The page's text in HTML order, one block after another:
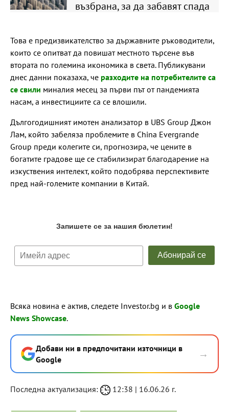
възбрана, за да забавят спада
Това е предизвикателство за държавните ръководители,
които се опитват да повишат местното търсене във
втората по големина икономика в света. Публикувани
днес данни показаха, че разходите на потребителите са
се свили миналия месец за първи път от пандемията
насам, а инвестициите са се влошили.
Дългогодишният имотен анализатор в UBS Group Джон
Лам, който забеляза проблемите в China Evergrande
Group преди колегите си, прогнозира, че цените в
богатите градове ще се стабилизират благодарение на
изкуствения интелект, който подобрява перспективите
пред най-големите компании в Китай.
Всяка новина е актив, следете Investor.bg и в Google
News Showcase.
Добави ни в предпочитани източници в
Google
→
Последна актуализация: 12:38 | 16.06.26 г.